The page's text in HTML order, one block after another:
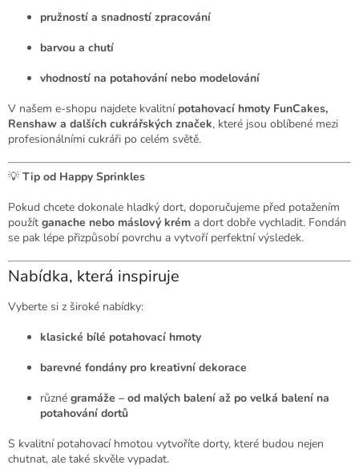
pružností a snadností zpracování
barvou a chutí
vhodností na potahování nebo modelování
V našem e-shopu najdete kvalitní potahovací hmoty FunCakes,
Renshaw a dalších cukrářských značek, které jsou oblíbené mezi
profesionálními cukráři po celém světě.
💡 Tip od Happy Sprinkles
Pokud chcete dokonale hladký dort, doporučujeme před potažením
použít ganache nebo máslový krém a dort dobře vychladit. Fondán
se pak lépe přizpůsobí povrchu a vytvoří perfektní výsledek.
Nabídka, která inspiruje
Vyberte si z široké nabídky:
klasické bílé potahovací hmoty
barevné fondány pro kreativní dekorace
různé gramáže – od malých balení až po velká balení na
potahování dortů
S kvalitní potahovací hmotou vytvoříte dorty, které budou nejen
chutnat, ale také skvěle vypadat.